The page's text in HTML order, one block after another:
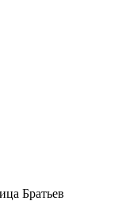
Братьев